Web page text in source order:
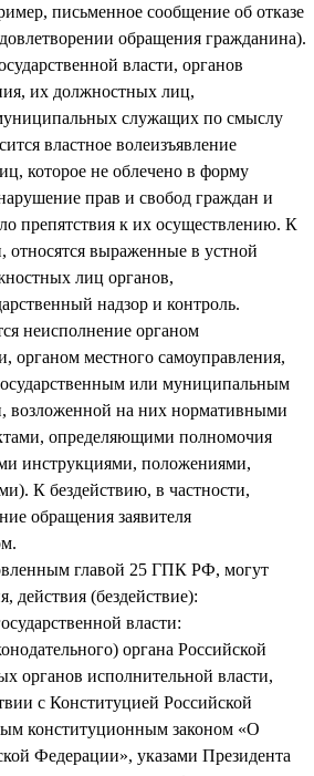
письменное сообщение об отказе
обращения гражданина).
власти, органов
их должностных лиц,
служащих по смыслу
властное волеизъявление
которое не облечено в форму
прав и свобод граждан и
препятствия к их осуществлению. К
относятся выраженные в устной
лиц органов,
надзор и контроль.
неисполнение органом
органом местного самоуправления,
или муниципальным
возложенной на них нормативными
определяющими полномочия
инструкциями, положениями,
К бездействию, в частности,
обращения заявителя
главой 25 ГПК РФ, могут
действия (бездействие):
власти:
органа Российской
органов исполнительной власти,
с Конституцией Российской
конституционным законом «О
Федерации», указами Президента